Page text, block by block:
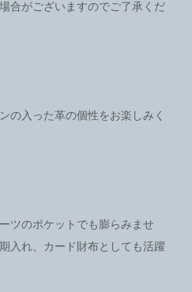
合がございますのでご了承くだ
の入った革の個性をお楽しみく
ツのポケットでも膨らみませ
入れ、カード財布としても活躍